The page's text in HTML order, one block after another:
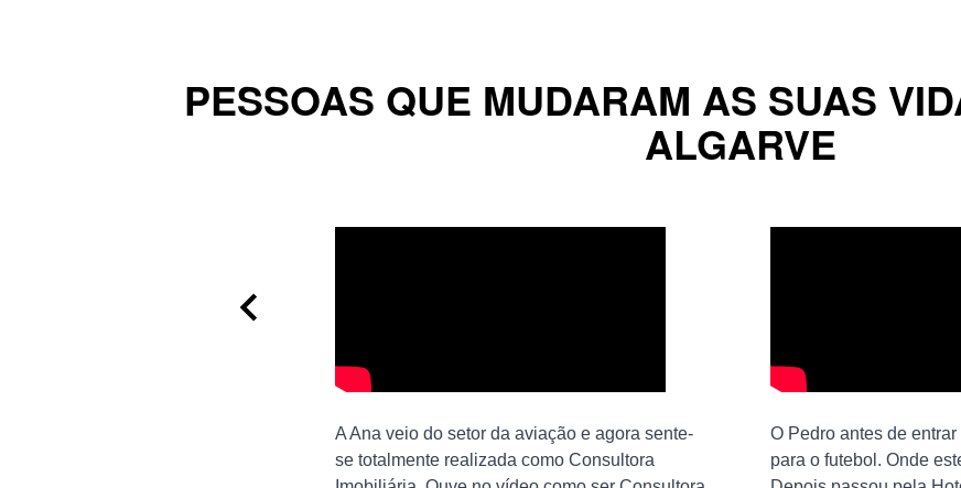
PESSOAS QUE MUDARAM AS SUAS
ALGARVE
A Ana veio do setor da aviação e agora sente-
se totalmente realizada como Consultora
O Pedro antes de
para o futebol. Onde